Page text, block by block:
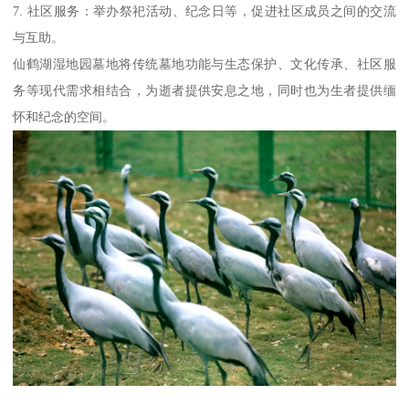
7. 社区服务：举办祭祀活动、纪念日等，促进社区成员之间的交流
与互助。
仙鹤湖湿地园墓地将传统墓地功能与生态保护、文化传承、社区服
务等现代需求相结合，为逝者提供安息之地，同时也为生者提供缅
怀和纪念的空间。